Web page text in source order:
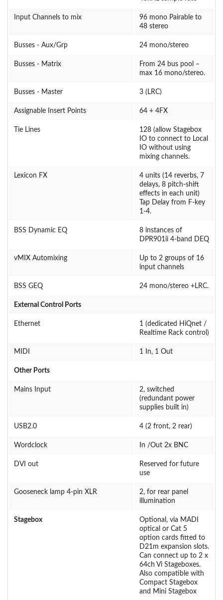
Input Channels to mix
96 mono Pairable to
48 stereo
Busses - Aux/Grp 24 mono/stereo
Busses - Matrix
From 24 bus pool –
max 16 mono/stereo.
Busses - Master 3 (LRC)
Assignable Insert Points 64 + 4FX
Tie Lines
128 (allow Stagebox
IO to connect to Local
IO without using
mixing channels.
Lexicon FX
4 units (14 reverbs, 7
delays, 8 pitch-shift
effects in each unit)
Tap Delay from F-key
1-4.
BSS Dynamic EQ
8 instances of
DPR901ii 4-band DEQ
vMIX Automixing
Up to 2 groups of 16
input channels
BSS GEQ 24 mono/stereo +LRC.
External Control Ports
Ethernet
1 (dedicated HiQnet /
Realtime Rack control)
MIDI 1 In, 1 Out
Other Ports
Mains Input
2, switched
(redundant power
supplies built in)
USB2.0 4 (2 front, 2 rear)
Wordclock In /Out 2x BNC
DVI out
Reserved for future
use
Gooseneck lamp 4-pin XLR
2, for rear panel
illumination
Stagebox
Optional, via MADI
optical or Cat 5
option cards fitted to
D21m expansion slots.
Can connect up to 2 x
64ch Vi Stageboxes.
Also compatible with
Compact Stagebox
and Mini Stagebox